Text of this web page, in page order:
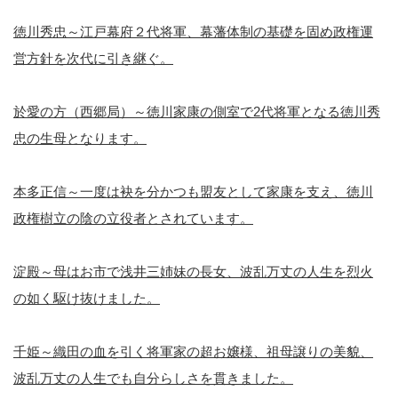
徳川秀忠～江戸幕府２代将軍、幕藩体制の基礎を固め政権運
営方針を次代に引き継ぐ。
於愛の方（西郷局）～徳川家康の側室で2代将軍となる徳川秀
忠の生母となります。
本多正信～一度は袂を分かつも盟友として家康を支え、徳川
政権樹立の陰の立役者とされています。
淀殿～母はお市で浅井三姉妹の長女、波乱万丈の人生を烈火
の如く駆け抜けました。
千姫～織田の血を引く将軍家の超お嬢様、祖母譲りの美貌、
波乱万丈の人生でも自分らしさを貫きました。